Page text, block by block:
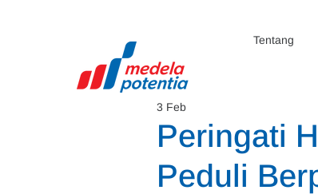
Tentang
Peringati
Peduli
3 Feb